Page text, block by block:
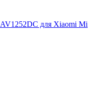
для Xiaomi Mi